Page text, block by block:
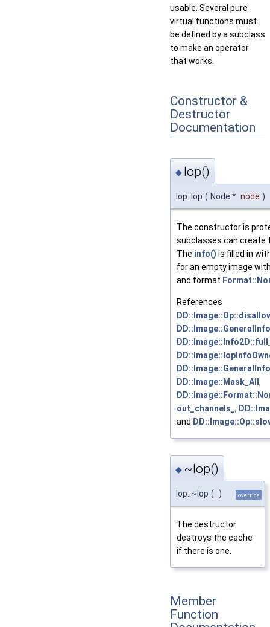
usable. Several pure
virtual functions must
be defined by a subclass
to make an operator
that works.
Constructor &
Destructor
Documentation
◆ Iop()
Iop::Iop ( Node * node )
The constructor is
subclasses can create
The info() is filled in
for an empty image
and format
References
DD::Image::Mask_All ,
out_channels_ ,
and
◆ ~Iop()
Iop::~Iop ( ) override
The destructor
destroys the cache
if there is one.
Member
Function